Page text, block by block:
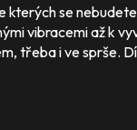
kterých se
vibracemi až k
třeba i ve sprše.